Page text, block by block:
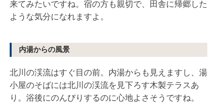
来てみたいですね。宿の方も親切で、田舎に帰郷した
ような気分になれますよ。
内湯からの風景
北川の渓流はすぐ目の前。内湯からも見えますし、湯
小屋のそばには北川の渓流を見下ろす木製テラスあ
り。浴後にのんびりするのに心地よさそうですね。